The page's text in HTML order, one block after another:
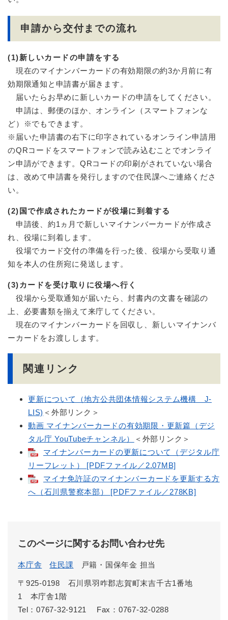
申請から交付までの流れ
(1)新しいカードの申請をする
現在のマイナンバーカードの有効期限の約3か月前に有
効期限通知と申請書が届きます。
届いたらお早めに新しいカードの申請をしてください。
申請は、郵便のほか、オンライン（スマートフォンな
ど）※でもできます。
※届いた申請書の右下に印字されているオンライン申請用
のQRコードをスマートフォンで読み込むことでオンライ
ン申請ができます。QRコードの印刷がされていない場合
は、改めて申請書を発行しますので住民課へご連絡くださ
い。
(2)国で作成されたカードが役場に到着する
申請後、約1ヵ月で新しいマイナンバーカードが作成さ
れ、役場に到着します。
役場でカード交付の準備を行った後、役場から受取り通
知を本人の住所宛に発送します。
(3)カードを受け取りに役場へ行く
役場から受取通知が届いたら、封書内の文書を確認の
上、必要書類を揃えて来庁してください。
現在のマイナンバーカードを回収し、新しいマイナンバ
ーカードをお渡しします。
関連リンク
更新について（地方公共団体情報システム機構 J-
LIS) ＜外部リンク＞
動画 マイナンバーカードの有効期限・更新篇（デジ
タル庁 YouTubeチャンネル）
＜外部リンク＞
マイナンバーカードの更新について（デジタル庁
リーフレット） [PDFファイル／2.07MB]
マイナ免許証のマイナンバーカードを更新する方
へ（石川県警察本部） [PDFファイル／278KB]
このページに関するお問い合わせ先
本庁舎 住民課 戸籍・国保年金 担当
〒925-0198 石川県羽咋郡志賀町末吉千古1番地
1 本庁舎1階
Tel：0767-32-9121
Fax：0767-32-0288